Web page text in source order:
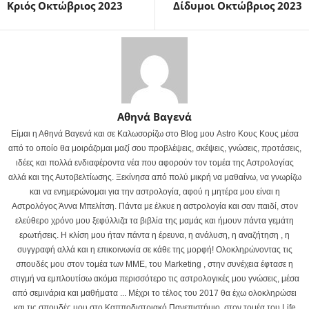
Κριός Οκτώβριος 2023 Δίδυμοι Οκτώβριος 2023
Αθηνά Βαγενά
Είμαι η Αθηνά Βαγενά και σε Καλωσορίζω στο Blog μου Astro Κους Κους μέσα
από το οποίο θα μοιράζομαι μαζί σου προβλέψεις, σκέψεις, γνώσεις, προτάσεις,
ιδέες και πολλά ενδιαφέροντα νέα που αφορούν τον τομέα της Αστρολογίας
αλλά και της Αυτοβελτίωσης. Ξεκίνησα από πολύ μικρή να μαθαίνω, να γνωρίζω
και να ενημερώνομαι για την αστρολογία, αφού η μητέρα μου είναι η
Αστρολόγος Άννα Μπελίτση. Πάντα με έλκυε η αστρολογία και σαν παιδί, στον
ελεύθερο χρόνο μου ξεφύλλιζα τα βιβλία της μαμάς και ήμουν πάντα γεμάτη
ερωτήσεις. Η κλίση μου ήταν πάντα η έρευνα, η ανάλυση, η αναζήτηση , η
συγγραφή αλλά και η επικοινωνία σε κάθε της μορφή! Ολοκληρώνοντας τις
σπουδές μου στον τομέα των ΜΜΕ, του Marketing , στην συνέχεια έφτασε η
στιγμή να εμπλουτίσω ακόμα περισσότερο τις αστρολογικές μου γνώσεις, μέσα
από σεμινάρια και μαθήματα ... Μέχρι το τέλος του 2017 θα έχω ολοκληρώσει